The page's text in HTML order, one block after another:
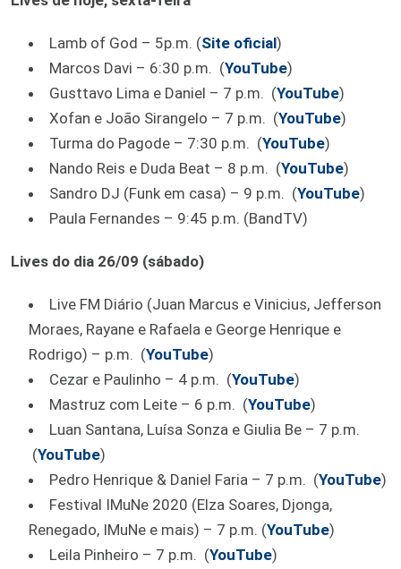
Lamb of God – 5p.m. (Site oficial)
Marcos Davi – 6:30 p.m. (YouTube)
Gusttavo Lima e Daniel – 7 p.m. (YouTube)
Xofan e João Sirangelo – 7 p.m. (YouTube)
Turma do Pagode – 7:30 p.m. (YouTube)
Nando Reis e Duda Beat – 8 p.m. (YouTube)
Sandro DJ (Funk em casa) – 9 p.m. (YouTube)
Paula Fernandes – 9:45 p.m. (BandTV)
Lives do dia 26/09 (sábado)
Live FM Diário (Juan Marcus e Vinicius, Jefferson
Moraes, Rayane e Rafaela e George Henrique e
Rodrigo) – p.m. (YouTube)
Cezar e Paulinho – 4 p.m. (YouTube)
Mastruz com Leite – 6 p.m. (YouTube)
Luan Santana, Luísa Sonza e Giulia Be – 7 p.m.
(YouTube)
Pedro Henrique & Daniel Faria – 7 p.m. (YouTube)
Festival IMuNe 2020 (Elza Soares, Djonga,
Renegado, IMuNe e mais) – 7 p.m. (YouTube)
Leila Pinheiro – 7 p.m. (YouTube)